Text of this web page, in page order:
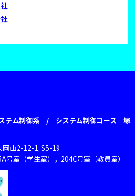
テム制御系 / システム制御コース 塚
岡山2-12-1, S5-19
室（学生室），204C号室（教員室）